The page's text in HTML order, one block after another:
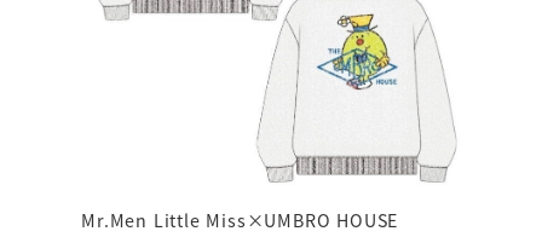
Mr.Men Little Miss×UMBRO HOUSE